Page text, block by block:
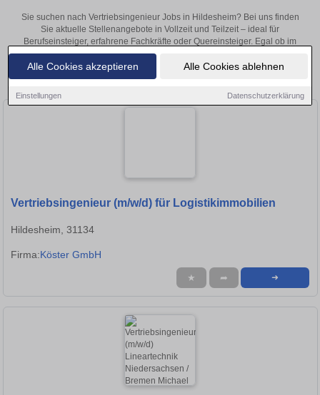
Alle Cookies akzeptieren Alle Cookies ablehnen
Einstellungen Datenschutzerklärung
Sie suchen nach Vertriebsingenieur Jobs in Hildesheim? Bei uns finden
Sie aktuelle Stellenangebote in Vollzeit und Teilzeit – ideal für
Berufseinsteiger, erfahrene Fachkräfte oder Quereinsteiger. Egal ob im
Büro, vor Ort oder remote: Entdecken Sie jetzt neue Chancen in Ihrer
Region und bewerben Sie sich direkt auf passende Vertriebsingenieur-
Stellen in Hildesheim!
Vertriebsingenieur (m/w/d) für Logistikimmobilien
Hildesheim, 31134
Firma:Köster GmbH
★ ➦ ➜